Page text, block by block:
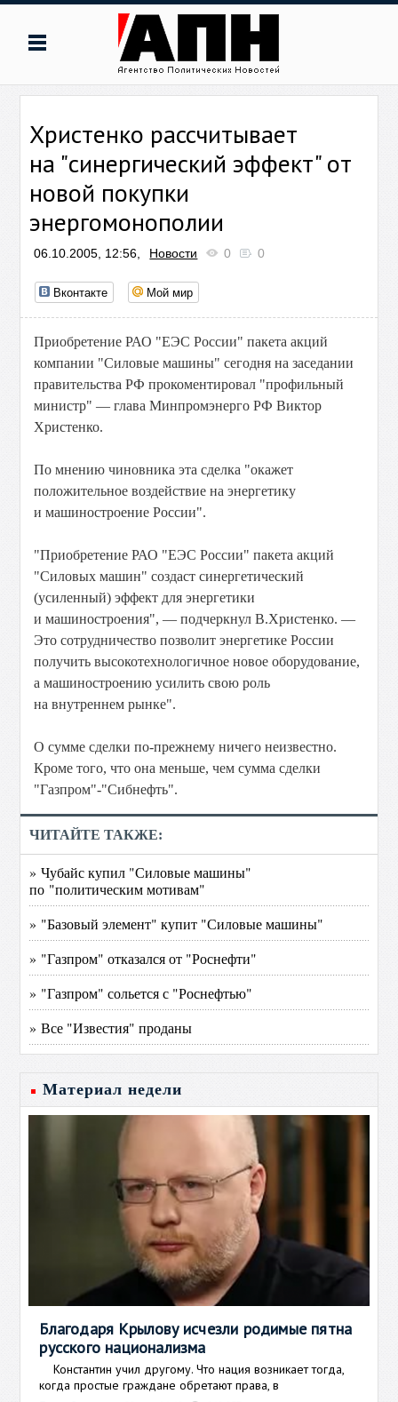
Христенко рассчитывает
на "синергический эффект" от
новой покупки
энергомонополии
06.10.2005, 12:56, Новости 0 0
Вконтакте Мой мир
Приобретение РАО "ЕЭС России" пакета акций
компании "Силовые машины" сегодня на заседании
правительства РФ прокоментировал "профильный
министр" — глава Минпромэнерго РФ Виктор
Христенко.
По мнению чиновника эта сделка "окажет
положительное воздействие на энергетику
и машиностроение России".
"Приобретение РАО "ЕЭС России" пакета акций
"Силовых машин" создаст синергетический
(усиленный) эффект для энергетики
и машиностроения", — подчеркнул В.Христенко. —
Это сотрудничество позволит энергетике России
получить высокотехнологичное новое оборудование,
а машиностроению усилить свою роль
на внутреннем рынке".
О сумме сделки по-прежнему ничего неизвестно.
Кроме того, что она меньше, чем сумма сделки
"Газпром"-"Сибнефть".
ЧИТАЙТЕ ТАКЖЕ:
» Чубайс купил "Силовые машины"
по "политическим мотивам"
» "Базовый элемент" купит "Силовые машины"
» "Газпром" отказался от "Роснефти"
» "Газпром" сольется с "Роснефтью"
» Все "Известия" проданы
Материал недели
Благодаря Крылову исчезли родимые пятна
русского национализма
Константин учил другому. Что нация возникает тогда,
когда простые граждане обретают права, в